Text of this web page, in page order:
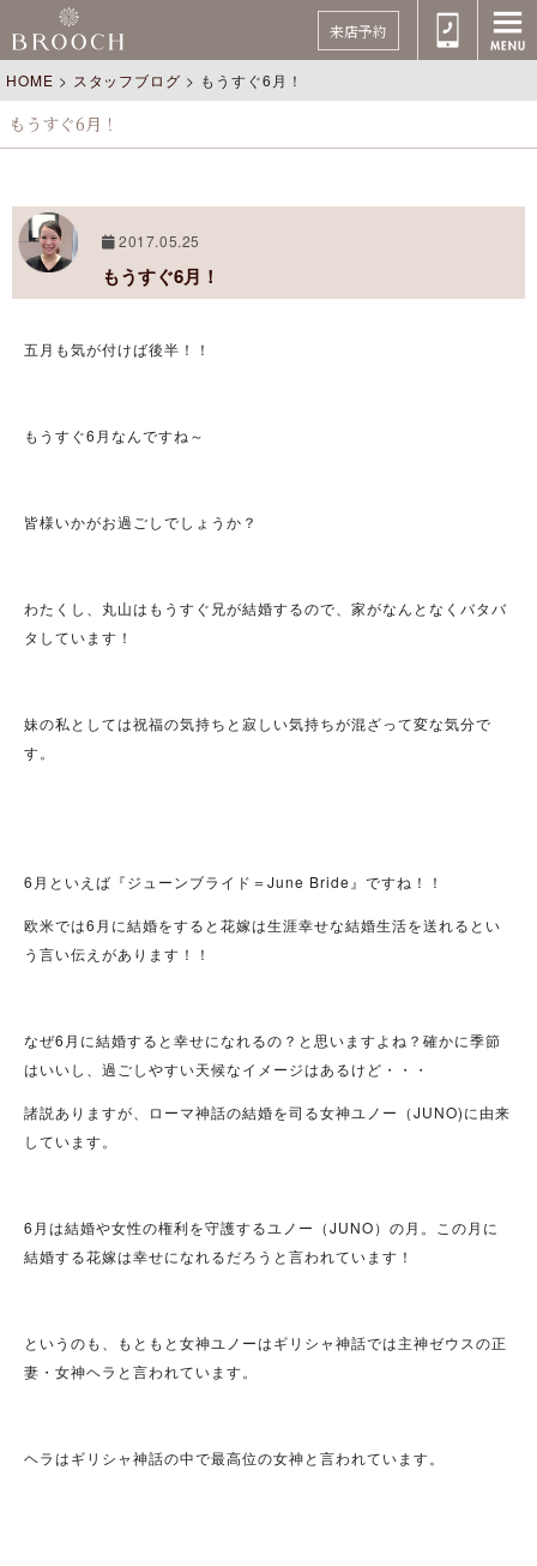
来店予約
HOME > スタッフブログ > もうすぐ6月！
もうすぐ6月！
2017.05.25
もうすぐ6月！
五月も気が付けば後半！！
もうすぐ6月なんですね～
皆様いかがお過ごしでしょうか？
わたくし、丸山はもうすぐ兄が結婚するので、家がなんとなくバタバ
タしています！
妹の私としては祝福の気持ちと寂しい気持ちが混ざって変な気分で
す。
6月といえば『ジューンブライド＝June Bride』ですね！！
欧米では6月に結婚をすると花嫁は生涯幸せな結婚生活を送れるとい
う言い伝えがあります！！
なぜ6月に結婚すると幸せになれるの？と思いますよね？確かに季節
はいいし、過ごしやすい天候なイメージはあるけど・・・
諸説ありますが、ローマ神話の結婚を司る女神ユノー（JUNO)に由来
しています。
6月は結婚や女性の権利を守護するユノー（JUNO）の月。この月に
結婚する花嫁は幸せになれるだろうと言われています！
というのも、もともと女神ユノーはギリシャ神話では主神ゼウスの正
妻・女神ヘラと言われています。
ヘラはギリシャ神話の中で最高位の女神と言われています。